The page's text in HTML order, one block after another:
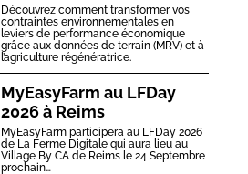
Découvrez comment transformer vos
contraintes environnementales en
leviers de performance économique
grâce aux données de terrain (MRV) et à
l’agriculture régénératrice.
MyEasyFarm au LFDay
2026 à Reims
MyEasyFarm participera au LFDay 2026
de La Ferme Digitale qui aura lieu au
Village By CA de Reims le 24 Septembre
prochain…